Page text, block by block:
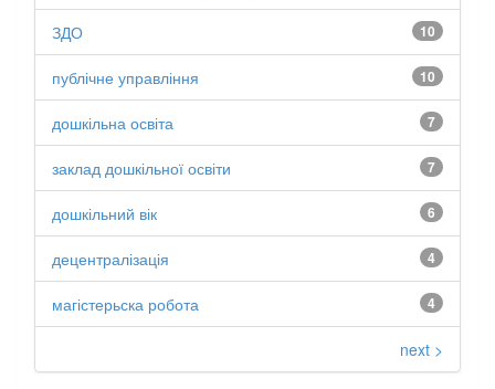
10
ЗДО
10
публічне управління
7
дошкільна освіта
7
заклад дошкільної освіти
6
дошкільний вік
4
децентралізація
4
магістерьска робота
next >